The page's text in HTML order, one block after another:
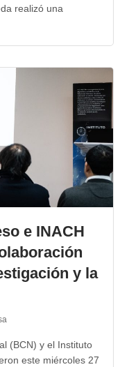
realizó una
e INACH
y la
(BCN) y el Instituto
este miércoles 27